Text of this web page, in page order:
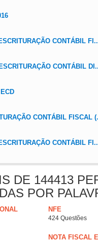
CONTÁBIL
CONTÁBIL
CONTÁBIL FISCAL
CONTÁBIL
DE 144413
POR
NFE
424 Questões
NOTA FISCAL